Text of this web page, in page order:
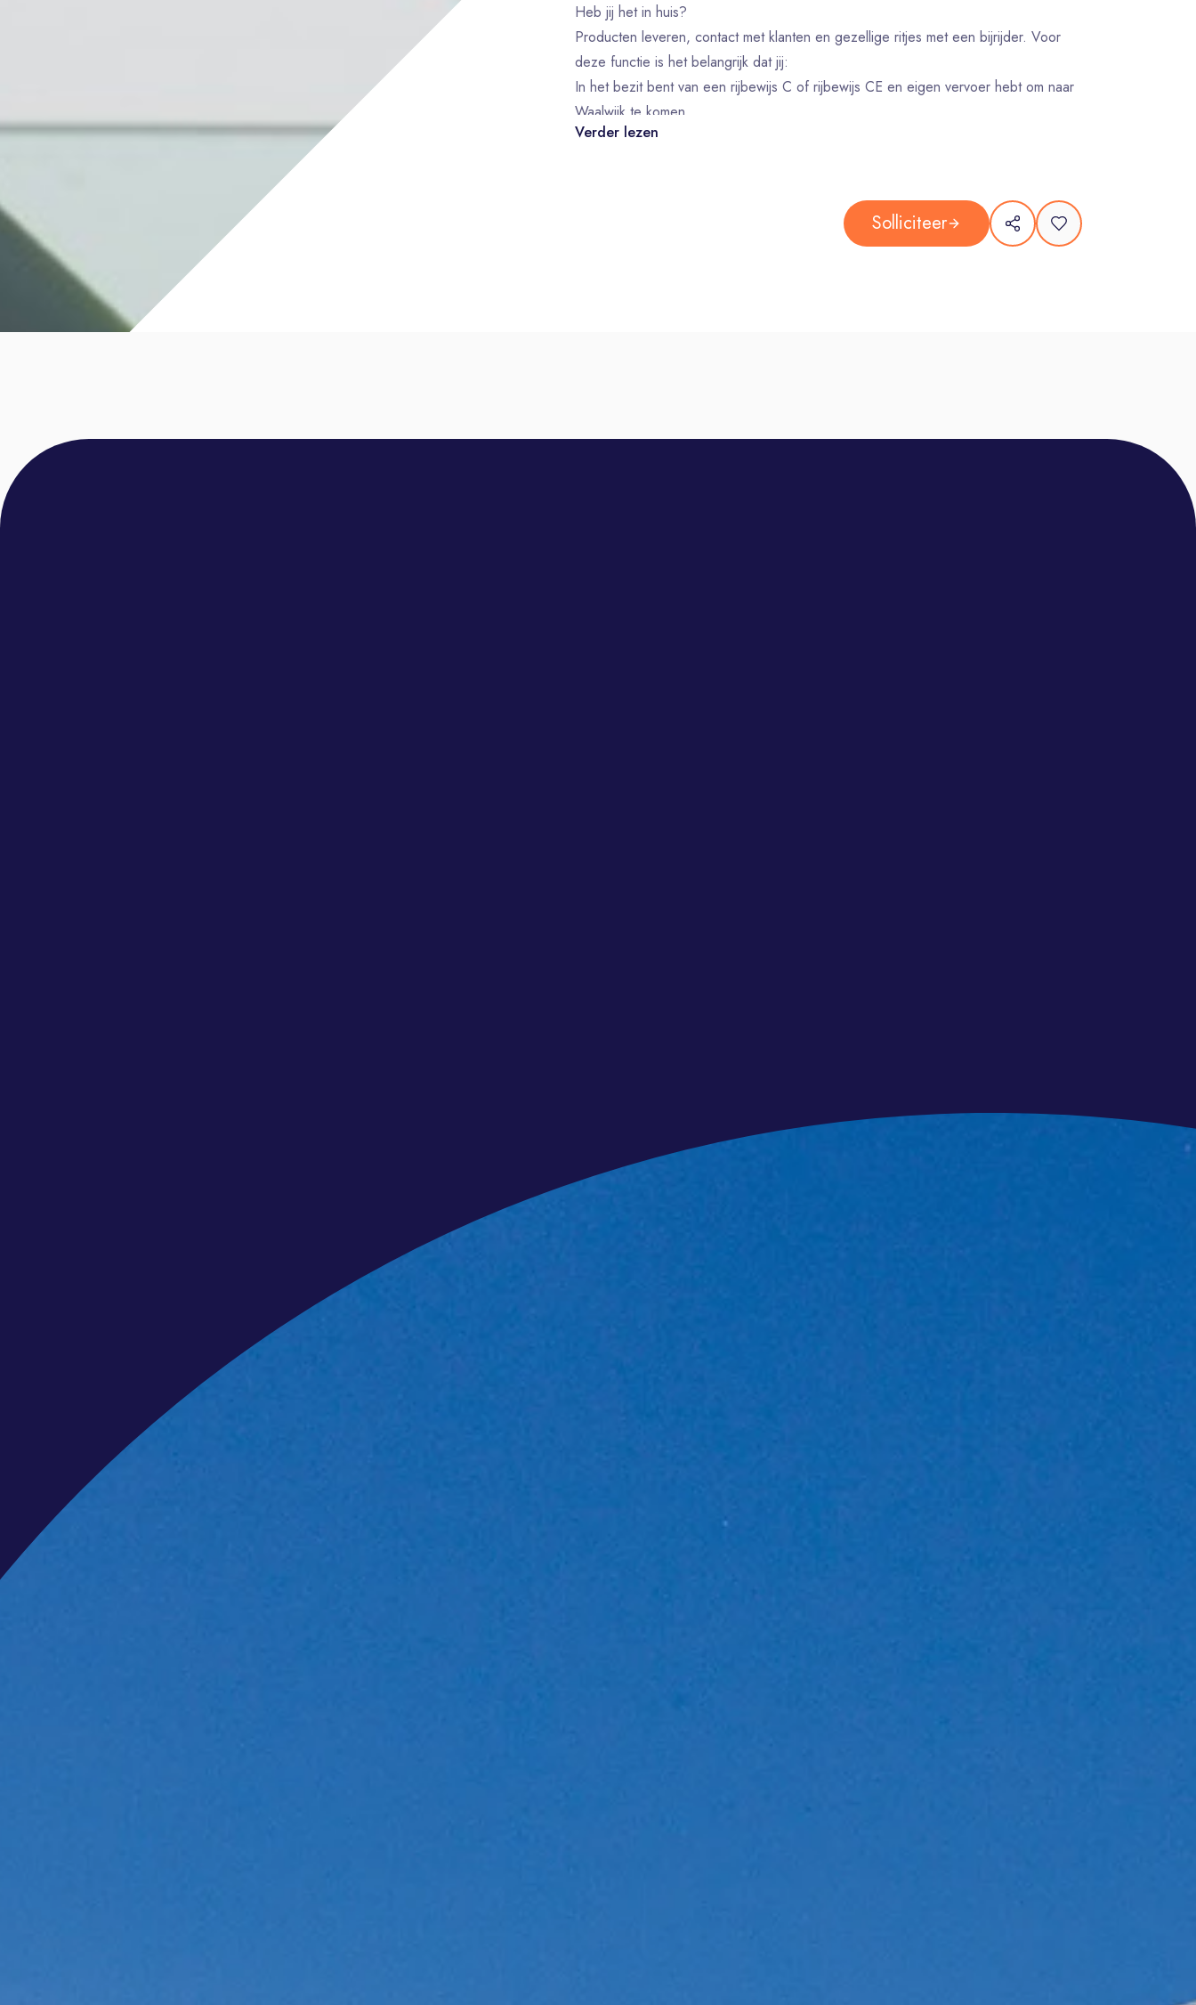
Heb jij het in huis?
Producten leveren, contact met klanten en gezellige ritjes met een bijrijder. Voor
deze functie is het belangrijk dat jij:
In het bezit bent van een rijbewijs C of rijbewijs CE en eigen vervoer hebt om naar
Waalwijk te komen
In bezit bent van Code 95
Verder lezen
Solliciteer